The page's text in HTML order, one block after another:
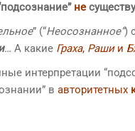
не
” (“Неосознанное”)
… А какие Граха, Рашии
интерпретации
в авторитетных